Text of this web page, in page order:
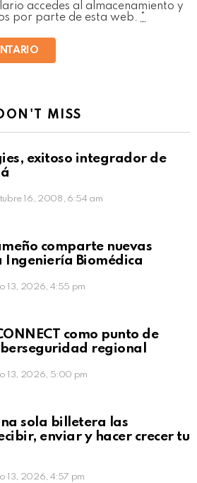
accedes al almacenamiento y
por parte de esta web.
MISS
exitoso integrador de
16, 2008, 6:54 am
to view this post
comparte nuevas
Ingeniería Biomédica
13, 2026, 4:55 pm
to view this postcomo punto de
regional
13, 2026, 5:00 pm
Safe For Work
to view this post
sola billetera las
enviar y hacer crecer tu
13, 2026, 4:57 pm